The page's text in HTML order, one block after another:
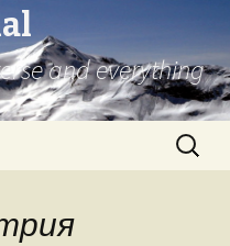
and everything
Search
for: